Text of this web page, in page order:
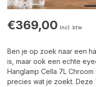
€369,00 Incl. btw
Ben je op zoek naar een
is, maar ook een echte
Hanglamp Cella 7L
precies wat je zoekt. Deze